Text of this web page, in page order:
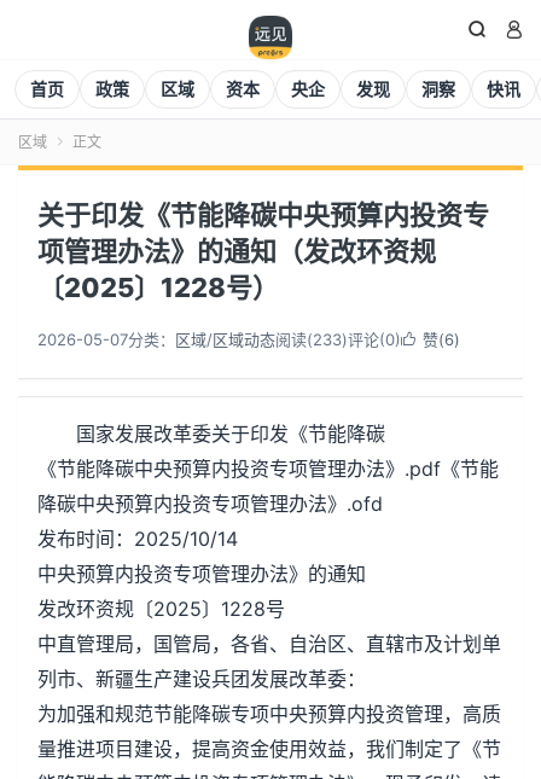
 
首页 政策 区域 资本 央企 发现 洞察 快讯
区域  正文
关于印发《节能降碳中央预算内投资专
项管理办法》的通知（发改环资规
〔2025〕1228号）
2026-05-07分类： 区域/区域动态阅读(234)评论(0) 赞(6)
国家发展改革委关于印发《节能降碳
《节能降碳中央预算内投资专项管理办法》.pdf《节能
降碳中央预算内投资专项管理办法》.ofd
发布时间：2025/10/14
中央预算内投资专项管理办法》的通知
发改环资规〔2025〕1228号
中直管理局，国管局，各省、自治区、直辖市及计划单
列市、新疆生产建设兵团发展改革委：
为加强和规范节能降碳专项中央预算内投资管理，高质
量推进项目建设，提高资金使用效益，我们制定了《节